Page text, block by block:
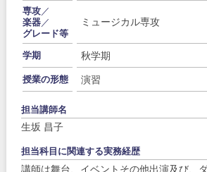
専攻／
楽器／
グレード等
ミュージカル専攻
学期 秋学期
授業の形態 演習
担当講師名
生坂 昌子
担当科目に関連する実務経歴
講師は舞台、イベントその他出演及び、